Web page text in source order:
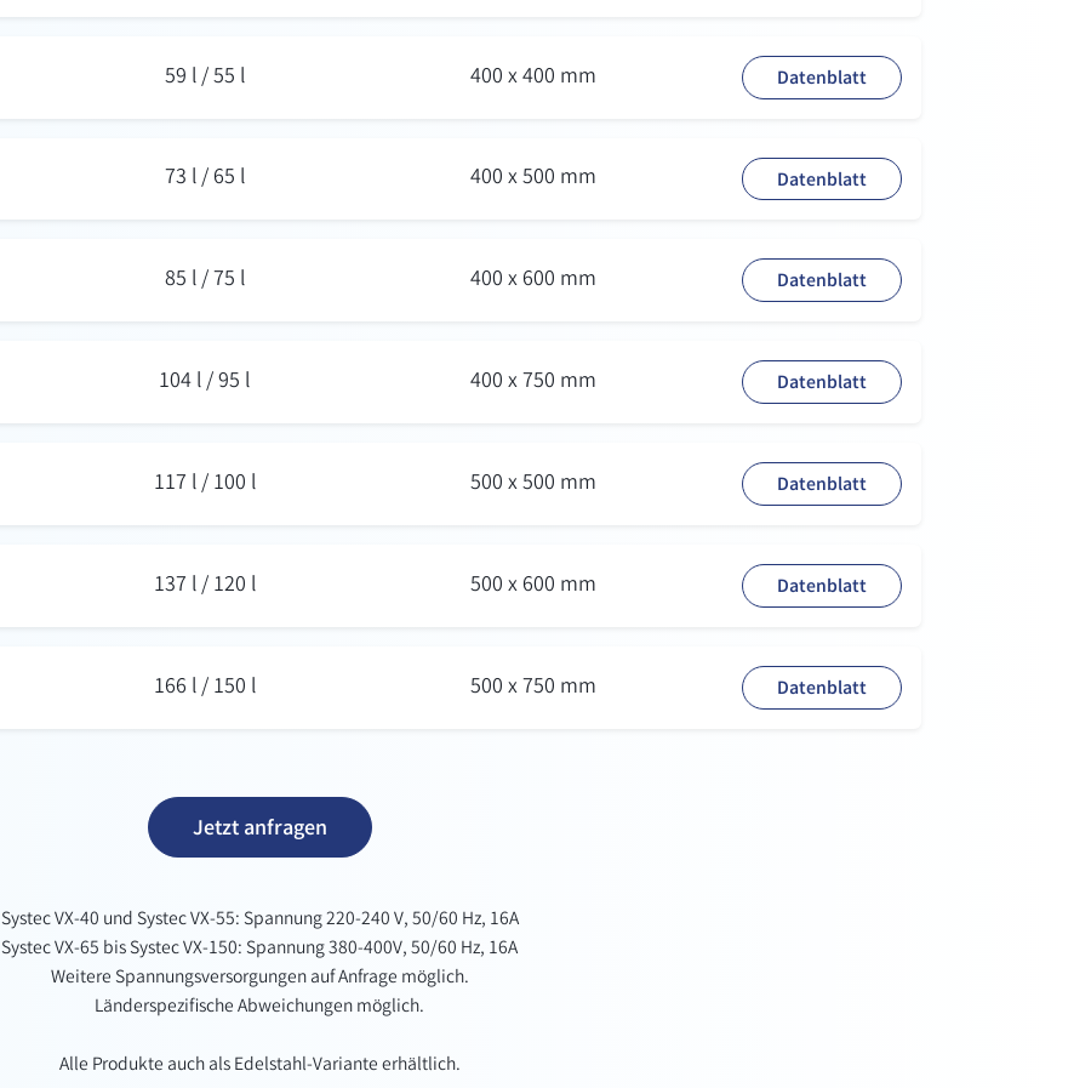
59 l / 55 l 400 x 400 mm Datenblatt
73 l / 65 l 400 x 500 mm Datenblatt
85 l / 75 l 400 x 600 mm Datenblatt
104 l / 95 l 400 x 750 mm Datenblatt
117 l / 100 l 500 x 500 mm Datenblatt
137 l / 120 l 500 x 600 mm Datenblatt
166 l / 150 l 500 x 750 mm Datenblatt
Jetzt anfragen
Systec VX-40 und Systec VX-55: Spannung 220-240 V, 50/60 Hz, 16A
Systec VX-65 bis Systec VX-150: Spannung 380-400V, 50/60 Hz, 16A
Weitere Spannungsversorgungen auf Anfrage möglich.
Länderspezifische Abweichungen möglich.
Alle Produkte auch als Edelstahl-Variante erhältlich.